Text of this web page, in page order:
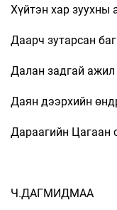
Хүйтэн хар зуухны
Даарч зутарсан
Далан задгай ажил
Даян дээрхийн
Дараагийн Цагаан
Ч.ДАГМИДМАА